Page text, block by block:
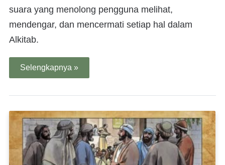
suara yang menolong pengguna melihat,
mendengar, dan mencermati setiap hal dalam
Alkitab.
Selengkapnya »